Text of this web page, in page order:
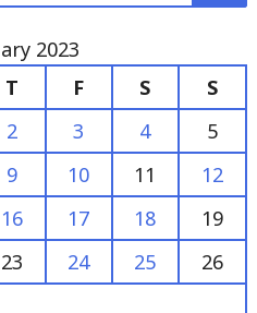
2 3 4
5
9 10 11
12
16 17 18
19
23 24 25
26